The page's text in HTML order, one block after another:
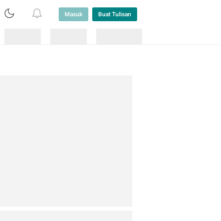
Masuk Buat Tulisan